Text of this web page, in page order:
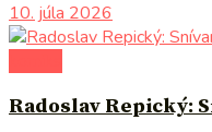
10. júla 2026
Radoslav Repický: